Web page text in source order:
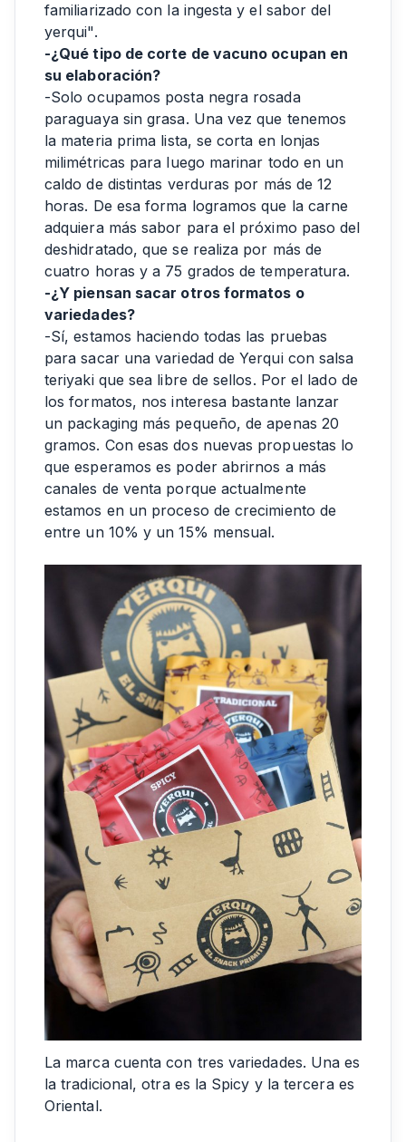
familiarizado con la ingesta y el sabor del
yerqui".
-¿Qué tipo de corte de vacuno ocupan en
su elaboración?
-Solo ocupamos posta negra rosada
paraguaya sin grasa. Una vez que tenemos
la materia prima lista, se corta en lonjas
milimétricas para luego marinar todo en un
caldo de distintas verduras por más de 12
horas. De esa forma logramos que la carne
adquiera más sabor para el próximo paso del
deshidratado, que se realiza por más de
cuatro horas y a 75 grados de temperatura.
-¿Y piensan sacar otros formatos o
variedades?
-Sí, estamos haciendo todas las pruebas
para sacar una variedad de Yerqui con salsa
teriyaki que sea libre de sellos. Por el lado de
los formatos, nos interesa bastante lanzar
un packaging más pequeño, de apenas 20
gramos. Con esas dos nuevas propuestas lo
que esperamos es poder abrirnos a más
canales de venta porque actualmente
estamos en un proceso de crecimiento de
entre un 10% y un 15% mensual.
La marca cuenta con tres variedades. Una es
la tradicional, otra es la Spicy y la tercera es
Oriental.